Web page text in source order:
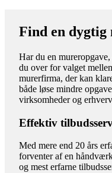
Find en
Har du en
du over for valget
murerfirma, der kan
både løse mindre
virksomheder og
Effektiv
Med mere end 20 års
forventer af en
og mest erfarne